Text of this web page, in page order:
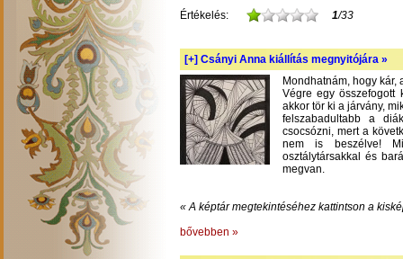
Értékelés: 1/33
[+] Csányi Anna kiállítás megnyitójára »
Mondhatnám, hogy kár,
Végre egy összefogott
akkor tör ki a járvány,
felszabadultabb a
csocsózni, mert a
nem is beszélve!
osztálytársakkal és
megvan.
« A képtár megtekintéséhez kattintson a
bővebben »